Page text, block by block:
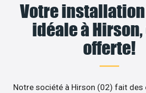
Votre
idéale à
offerte!
Notre société à Hirson (02) fait